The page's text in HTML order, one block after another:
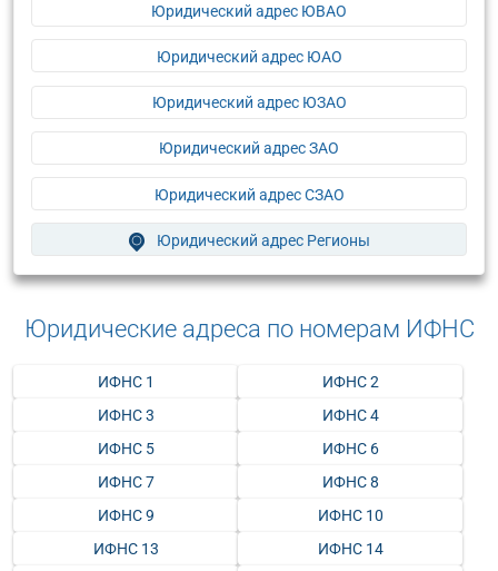
Юридический адрес ЮВАО
Юридический адрес ЮАО
Юридический адрес ЮЗАО
Юридический адрес ЗАО
Юридический адрес СЗАО
Юридический адрес Регионы
Юридические адреса по номерам ИФНС
ИФНС 1
ИФНС 2
ИФНС 3
ИФНС 4
ИФНС 5
ИФНС 6
ИФНС 7
ИФНС 8
ИФНС 9
ИФНС 10
ИФНС 13
ИФНС 14